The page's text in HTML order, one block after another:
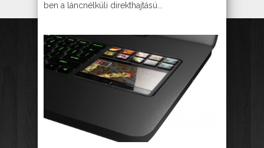
ben a láncnélküli direkthajtású...